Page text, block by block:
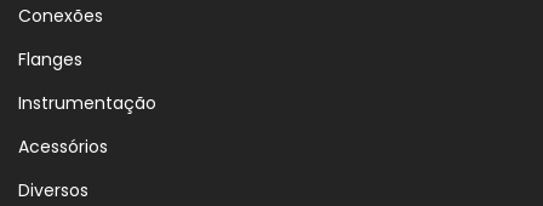
Conexões
Flanges
Instrumentação
Acessórios
Diversos